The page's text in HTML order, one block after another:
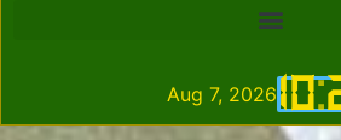
10:
Aug 7, 2026